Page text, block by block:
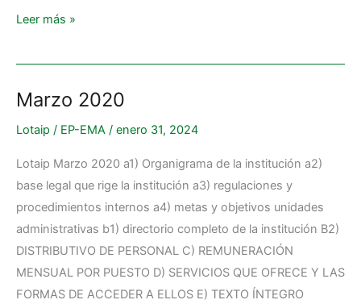
Leer más »
Marzo 2020
Lotaip / EP-EMA / enero 31, 2024
Lotaip Marzo 2020 a1) Organigrama de la institución a2)
base legal que rige la institución a3) regulaciones y
procedimientos internos a4) metas y objetivos unidades
administrativas b1) directorio completo de la institución B2)
DISTRIBUTIVO DE PERSONAL C) REMUNERACIÓN
MENSUAL POR PUESTO D) SERVICIOS QUE OFRECE Y LAS
FORMAS DE ACCEDER A ELLOS E) TEXTO ÍNTEGRO
Marzo